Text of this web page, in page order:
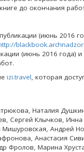
до окончания
(июнь 2016
(июнь 2016 года)
izi.travel, которая
Наталия
Сергей Клычков,
Андрей
Анастасия
Фролов, Марина